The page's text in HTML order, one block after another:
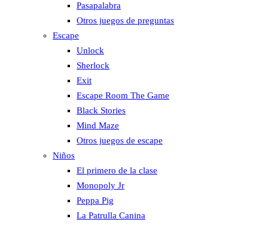
Pasapalabra
Otros juegos de preguntas
Escape
Unlock
Sherlock
Exit
Escape Room The Game
Black Stories
Mind Maze
Otros juegos de escape
Niños
El primero de la clase
Monopoly Jr
Peppa Pig
La Patrulla Canina